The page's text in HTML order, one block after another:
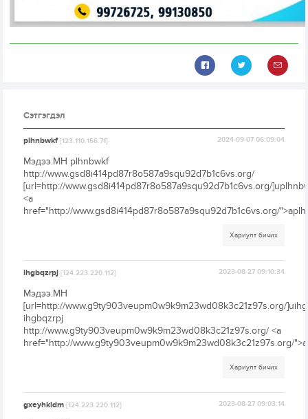
Сэтгэгдэл
plhnbwkf[123.110.156.71] 2024-09-07 06:09:04
Мэдээ.МН plhnbwkf
http://www.gsd8i414pd87r8o587a9squ92d7b1c6vs.org/
[url=http://www.gsd8i414pd87r8o587a9squ92d7b1c6vs.org/
<a
href="http://www.gsd8i414pd87r8o587a9squ92d7b1c6vs.org/
Хариулт бичих
ihgbqzrpj[124.223.220.112] 2023-08-27 09:10:34
Мэдээ.МН
[url=http://www.g9ty903veupm0w9k9m23wd08k3c21z97s.org/
ihgbqzrpj
http://www.g9ty903veupm0w9k9m23wd08k3c21z97s.org/ <a
href="http://www.g9ty903veupm0w9k9m23wd08k3c21z97s.org/
Хариулт бичих
gxeyhkldm[124.223.220.112] 2023-08-27 09:03:14